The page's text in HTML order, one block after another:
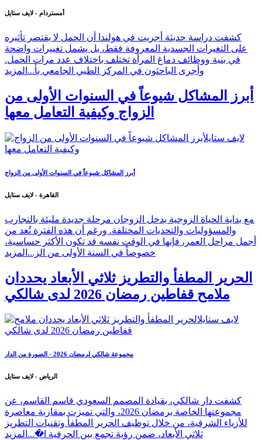
أمستردام - لايف ستايل
كشفت دراسة حديثة أجريت في هولندا أن الحمل لا يقتصر تأثيره
على التغيرات الجسدية المعروفة فقط، بل يشمل تغييرات واضحة
في بنية ووظائف دماغ المرأة تختلف باختلاف عدد مرات الحمل.
وأجرى الباحثون في المركز الطبي الجامعي بأ... المزيد
أبرز المشاكل شيوعاً في السنوات الأولى من
الزواج وكيفية التعامل معها
أبرز المشاكل شيوعاً في السنوات الأولى من الزواج
القاهرة - لايف ستايل
مع بداية الحياة الزوجية يدخل الزوجان مرحلة جديدة مليئة بالتجارب
والمسؤوليات والتحديات المختلفة. ورغم أن هذه الفترة تُعد من
أجمل مراحل العمر، فإنها في الوقت نفسه قد تكون الأكثر حساسية،
خصوصاً في السنة الأولى من الز... المزيد
الحرير المطفأ والتطريز ثلاثي الأبعاد يحددان
ملامح قفاطين رمضان 2026 لدى شالكي
مجموعة شالكي لرمضان 2026 - الصورة من الدار
الرياض - لايف ستايل
كشفت دار شالكي، بقيادة المصمم السعودي قاسم القاسم، عن
مجموعتها الخاصة برمضان 2026، والتي تميزت بمقاربة معاصرة
للأزياء الشرقية، من خلال توظيف الحرير المطفأ وتقنيات التطريز
ثلاثي الأبعاد، ضمن رؤية تجمع بين الحرفية ا�... المزيد